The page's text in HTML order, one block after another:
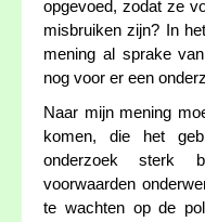
opgevoed, zodat ze
misbruiken zijn? In
mening al sprake
nog voor er een
Naar mijn mening
komen, die het
onderzoek sterk
voorwaarden
te wachten op de